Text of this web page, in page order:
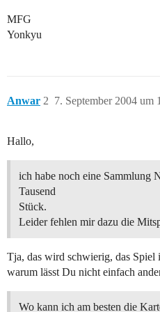
MFG
Yonkyu
Anwar 7. September 2004 um
2
Hallo,
ich habe noch eine Sammlung
Tausend
Stück.
Leider fehlen mir dazu die
Tja, das wird schwierig, das Spiel
warum lässt Du nicht einfach
Wo kann ich am besten die